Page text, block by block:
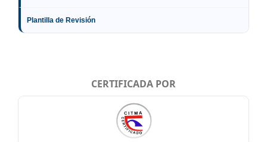
Plantilla de Revisión
CERTIFICADA POR